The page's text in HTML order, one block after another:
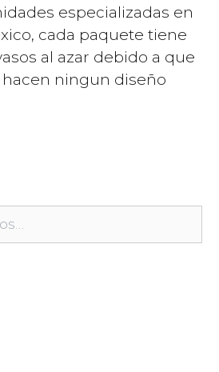
especializadas en
cada paquete tiene
al azar debido a que
hacen ningun diseño